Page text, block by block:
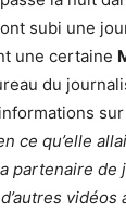
subi une
une certaine
du
ce qu’elle
partenaire